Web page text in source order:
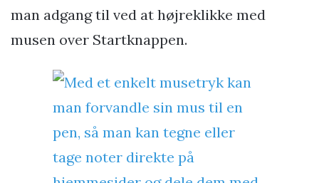
man adgang til ved at højreklikke med
musen over Startknappen.